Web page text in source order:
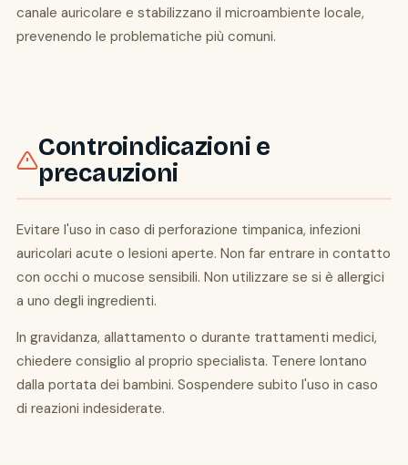
canale auricolare e stabilizzano il microambiente locale,
prevenendo le problematiche più comuni.
Controindicazioni e
precauzioni
Evitare l'uso in caso di perforazione timpanica, infezioni
auricolari acute o lesioni aperte. Non far entrare in contatto
con occhi o mucose sensibili. Non utilizzare se si è allergici
a uno degli ingredienti.
In gravidanza, allattamento o durante trattamenti medici,
chiedere consiglio al proprio specialista. Tenere lontano
dalla portata dei bambini. Sospendere subito l'uso in caso
di reazioni indesiderate.